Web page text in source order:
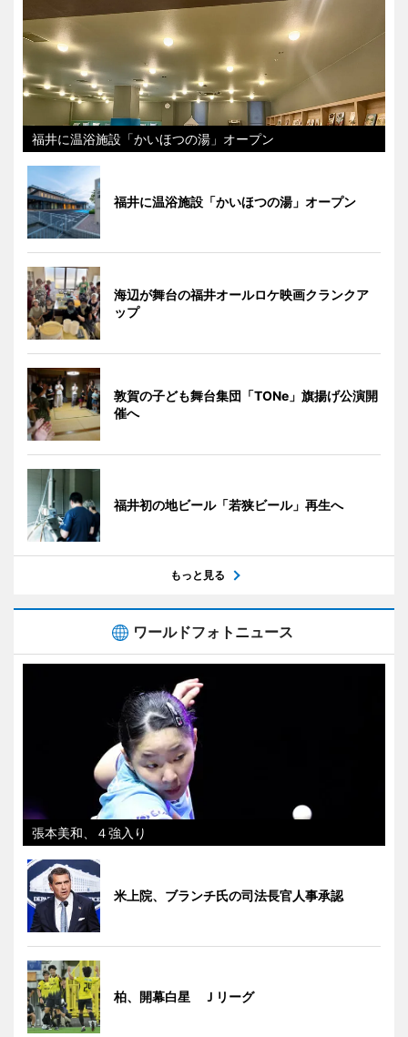
福井に温浴施設「かいほつの湯」オープン
福井に温浴施設「かいほつの湯」オープン
海辺が舞台の福井オールロケ映画クランクア
ップ
敦賀の子ども舞台集団「TONe」旗揚げ公演開
催へ
福井初の地ビール「若狭ビール」再生へ
もっと見る
ワールドフォトニュース
張本美和、４強入り
米上院、ブランチ氏の司法長官人事承認
柏、開幕白星 Ｊリーグ